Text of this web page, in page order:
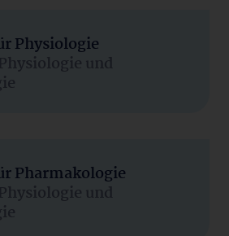
Physiologie
und
Pharmakologie
und